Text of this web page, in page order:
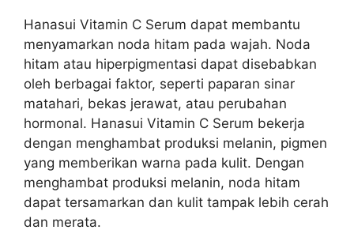
Hanasui Vitamin C Serum dapat membantu
menyamarkan noda hitam pada wajah. Noda
hitam atau hiperpigmentasi dapat disebabkan
oleh berbagai faktor, seperti paparan sinar
matahari, bekas jerawat, atau perubahan
hormonal. Hanasui Vitamin C Serum bekerja
dengan menghambat produksi melanin, pigmen
yang memberikan warna pada kulit. Dengan
menghambat produksi melanin, noda hitam
dapat tersamarkan dan kulit tampak lebih cerah
dan merata.